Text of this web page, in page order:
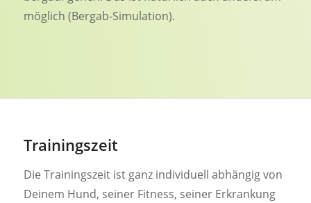
möglich (Bergab-Simulation).
Trainingszeit
Die Trainingszeit ist ganz individuell abhängig von
Deinem Hund, seiner Fitness, seiner Erkrankung